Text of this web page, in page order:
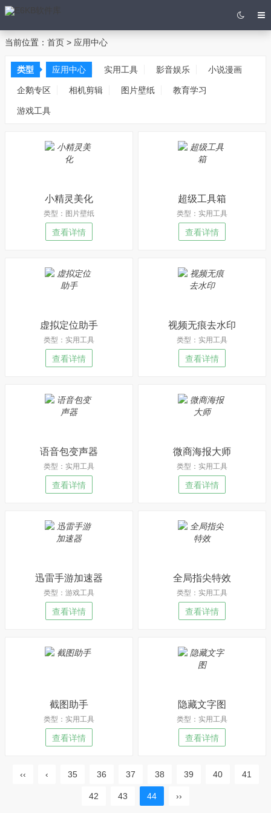
当前位置： 首页 > 应用中心
类型 应用中心 实用工具 影音娱乐 小说漫画
企鹅专区 相机剪辑 图片壁纸 教育学习
游戏工具
小精灵美化
类型：图片壁纸
查看详情
超级工具箱
类型：实用工具
查看详情
虚拟定位助手
类型：实用工具
查看详情
视频无痕去水印
类型：实用工具
查看详情
语音包变声器
类型：实用工具
查看详情
微商海报大师
类型：实用工具
查看详情
迅雷手游加速器
类型：游戏工具
查看详情
全局指尖特效
类型：实用工具
查看详情
截图助手
类型：实用工具
查看详情
隐藏文字图
类型：实用工具
查看详情
‹‹ ‹ 35 36 37 38 39 40 41
42 43 44 ››